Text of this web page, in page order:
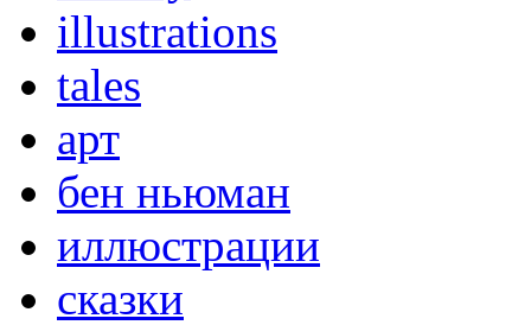
illustrations
tales
арт
бен ньюман
иллюстрации
сказки